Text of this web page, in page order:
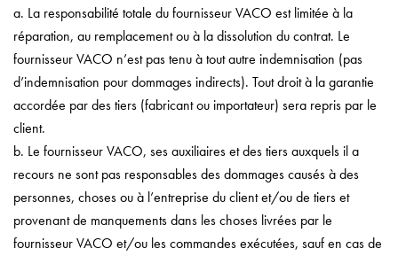
a. La responsabilité totale du fournisseur VACO est limitée à la
réparation, au remplacement ou à la dissolution du contrat. Le
fournisseur VACO n’est pas tenu à tout autre indemnisation (pas
d’indemnisation pour dommages indirects). Tout droit à la garantie
accordée par des tiers (fabricant ou importateur) sera repris par le
client.
b. Le fournisseur VACO, ses auxiliaires et des tiers auxquels il a
recours ne sont pas responsables des dommages causés à des
personnes, choses ou à l’entreprise du client et/ou de tiers et
provenant de manquements dans les choses livrées par le
fournisseur VACO et/ou les commandes exécutées, sauf en cas de